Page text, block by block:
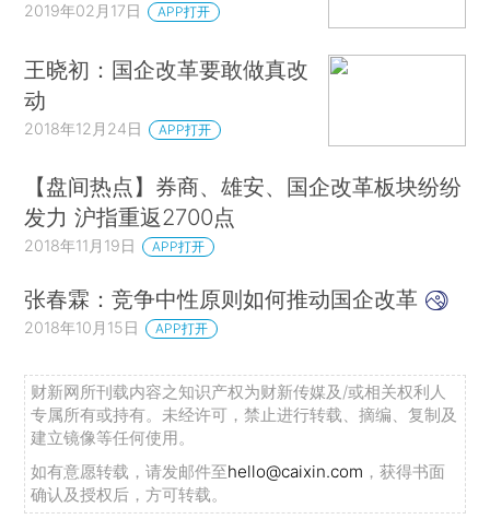
2019年02月17日 APP打开
王晓初：国企改革要敢做真改
动
2018年12月24日 APP打开
【盘间热点】券商、雄安、国企改革板块纷纷
发力 沪指重返2700点
2018年11月19日 APP打开
张春霖：竞争中性原则如何推动国企改革
2018年10月15日 APP打开
财新网所刊载内容之知识产权为财新传媒及/或相关权利人
专属所有或持有。未经许可，禁止进行转载、摘编、复制及
建立镜像等任何使用。
如有意愿转载，请发邮件至hello@caixin.com ，获得书面
确认及授权后，方可转载。